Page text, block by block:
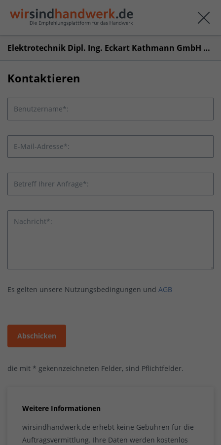
Elektrotechnik Dipl. Ing. Eckart Kathmann GmbH & Co. KG
Kontaktieren
Benutzername*:
E-Mail-Adresse*:
Betreff Ihrer Anfrage*:
Nachricht*:
Es gelten unsere Nutzungsbedingungen und AGB
Abschicken
die mit * gekennzeichneten Felder, sind Pflichtfelder.
Weitere Informationen
wirsindhandwerk.de erhebt keine Gebühren für die
Auftragsvermittlung. Ihre Daten werden kostenlos